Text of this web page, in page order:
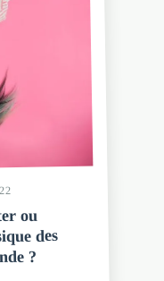
ou
des
?